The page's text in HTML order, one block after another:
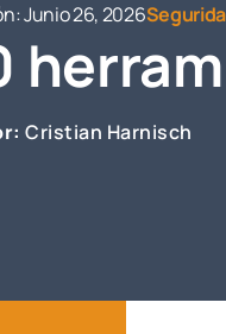
Junio 26, 2026
Cristian Harnisch